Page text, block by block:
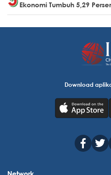
Ekonomi Tumbuh 5,29
Download